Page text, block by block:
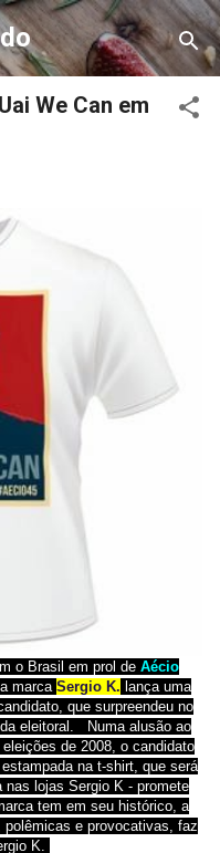
principal
We Can em
o Brasil em prol de Aécio
marca Sergio K. lança uma
que surpreendeu no
eleitoral. Numa alusão ao
de 2008, o candidato
na t-shirt, que será
lojas Sergio K - promete
tem em seu histórico, a
e provocativas, faz
K.